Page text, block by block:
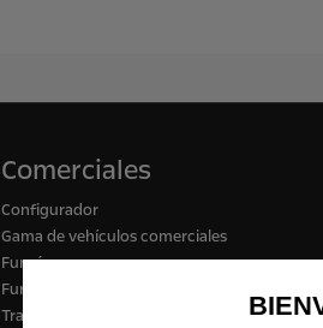
Comerciales
Configurador
Gama de vehículos comerciales
Furgón para carga
Furgón para pasajeros
Transformaciones